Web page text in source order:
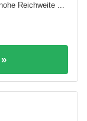
Reichweite ...